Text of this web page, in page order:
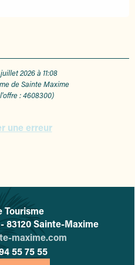
2026 à 11:08
de Sainte Maxime
:4608300)
une erreur
L'office de tourisme de Sainte-
Tourisme
83120 Sainte-Maxime
maxime.com
55 75 55